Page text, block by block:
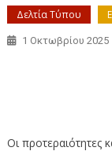
Δελτία Τύπου
1 Οκτωβρίου 2025
Οι προτεραιότητες